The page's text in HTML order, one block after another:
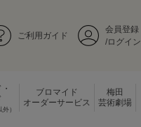
ご利用ガイド
会員登録
/ログイン
）
ブロマイド
オーダーサービス
梅田
芸術劇場